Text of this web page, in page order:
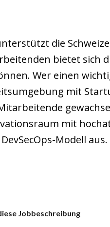
die
bietet sich
Wer einen
mit
mit
Modell
Jobbeschreibung